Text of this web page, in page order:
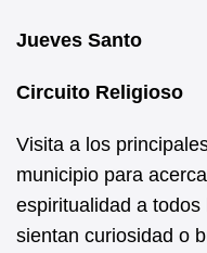
Jueves Santo
Circuito Religioso
Visita a los
municipio para
espiritualidad a
sientan curiosidad o